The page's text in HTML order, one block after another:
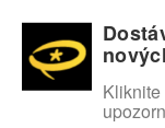
OMG! SEXICE